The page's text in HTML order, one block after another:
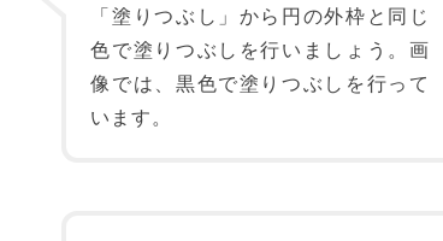
「塗りつぶし」から円の外枠と同じ
色で塗りつぶしを行いましょう。画
像では、黒色で塗りつぶしを行って
います。